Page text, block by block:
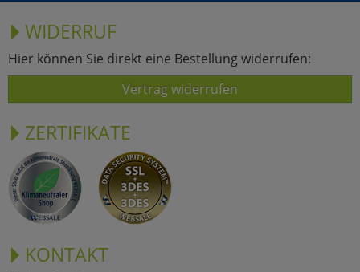
WIDERRUF
Hier können Sie direkt eine Bestellung widerrufen:
Vertrag widerrufen
ZERTIFIKATE
KONTAKT